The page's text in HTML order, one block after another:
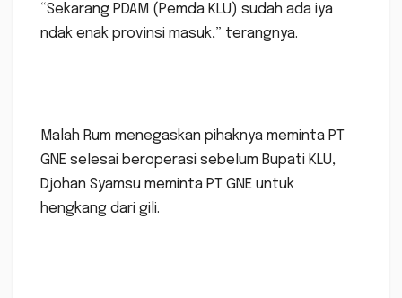
“Sekarang PDAM (Pemda KLU) sudah ada iya
ndak enak provinsi masuk,” terangnya.
Malah Rum menegaskan pihaknya meminta PT
GNE selesai beroperasi sebelum Bupati KLU,
Djohan Syamsu meminta PT GNE untuk
hengkang dari gili.